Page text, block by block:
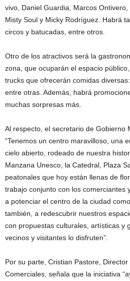
vivo, Daniel Guardia, Marcos Ontivero,
Misty Soul y Micky Rodríguez. Habrá
circos y batucadas, entre otros.
Otro de los atractivos será la
zona, que ocuparán el espacio
trucks que ofrecerán comidas
entre otras. Además, habrá
muchas sorpresas más.
Al respecto, el secretario de Gobierno
“Tenemos un centro maravilloso, una
cielo abierto, rodeado de nuestra
Manzana Unesco, la Catedral, Plaza
peatonales que hoy están llenas de
trabajo conjunto con los comerciantes
a potenciar el centro de la ciudad
también, a redescubrir nuestros
con propuestas culturales, artísticas y
vecinos y visitantes lo disfruten”.
Por su parte, Cristian Pastore,
Comerciales, señala que la iniciativa